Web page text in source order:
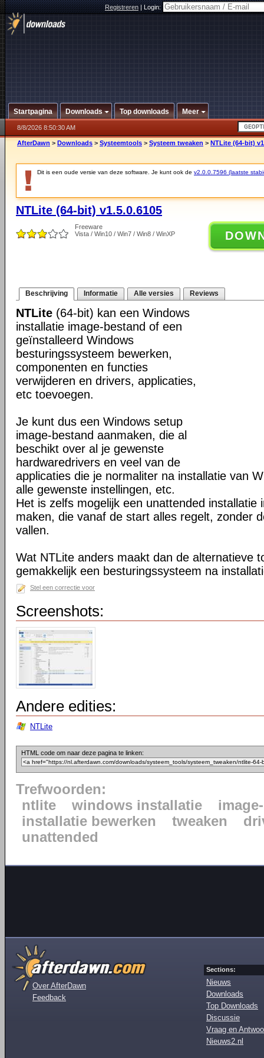
Registreren|Login:
Startpagina Downloads Top downloads Meer
8/8/2026 8:50:30 AM
AfterDawn > Downloads > Systeemtools > Systeem tweaken > NTLite (64-bit)
Dit is een oude versie van deze software. Je kunt ook de v2.0.0.7596 (laatste
NTLite (64-bit) v1.5.0.6105
Freeware
Vista / Win10 / Win7 / Win8 / WinXP
Beschrijving Informatie Alle versies Reviews
NTLite (64-bit) kan een Windows
installatie image-bestand of een
geïnstalleerd Windows
besturingssysteem bewerken,
componenten en functies
verwijderen en drivers, applicaties,
etc toevoegen.
Je kunt dus een Windows setup
image-bestand aanmaken, die al
beschikt over al je gewenste
hardwaredrivers en veel van de
applicaties die je normaliter na installatie van
alle gewenste instellingen, etc.
Het is zelfs mogelijk een unattended installatie
maken, die vanaf de start alles regelt, zonder
vallen.
Wat NTLite anders maakt dan de alternatieve
gemakkelijk een besturingssysteem na
Stel een correctie voor
Screenshots:
Andere edities:
NTLite
HTML code om naar deze pagina te linken:
Trefwoorden:
ntlite
windows installatie
installatie bewerken
tweaken
unattended
Over AfterDawn
Feedback
Sections:
Nieuws
Downloads
Top Downloads
Discussie
Vraag en
Nieuws2.nl